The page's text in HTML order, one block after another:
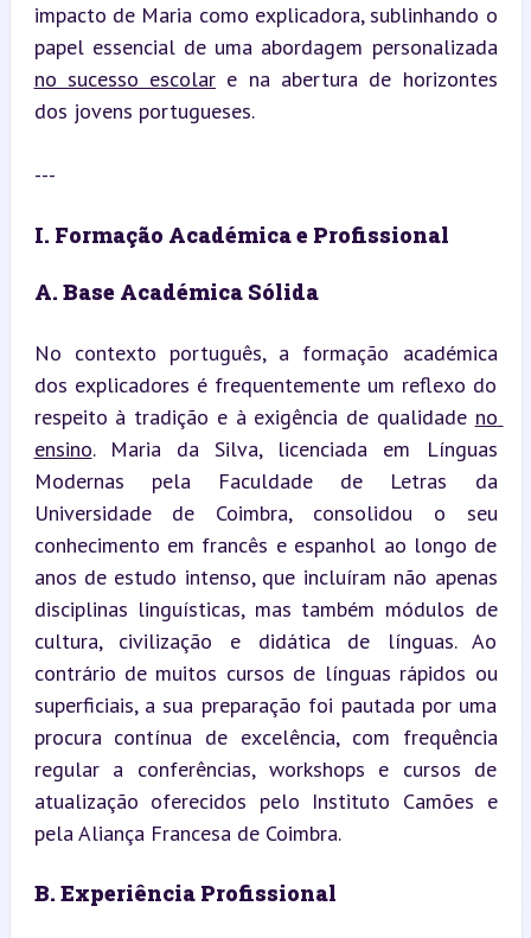
impacto de Maria como explicadora, sublinhando o
papel essencial de uma abordagem personalizada
no sucesso escolar e na abertura de horizontes
dos jovens portugueses.
---
I. Formação Académica e Profissional
A. Base Académica Sólida
No contexto português, a formação académica
dos explicadores é frequentemente um reflexo do
respeito à tradição e à exigência de qualidade no
ensino. Maria da Silva, licenciada em Línguas
Modernas pela Faculdade de Letras da
Universidade de Coimbra, consolidou o seu
conhecimento em francês e espanhol ao longo de
anos de estudo intenso, que incluíram não apenas
disciplinas linguísticas, mas também módulos de
cultura, civilização e didática de línguas. Ao
contrário de muitos cursos de línguas rápidos ou
superficiais, a sua preparação foi pautada por uma
procura contínua de excelência, com frequência
regular a conferências, workshops e cursos de
atualização oferecidos pelo Instituto Camões e
pela Aliança Francesa de Coimbra.
B. Experiência Profissional